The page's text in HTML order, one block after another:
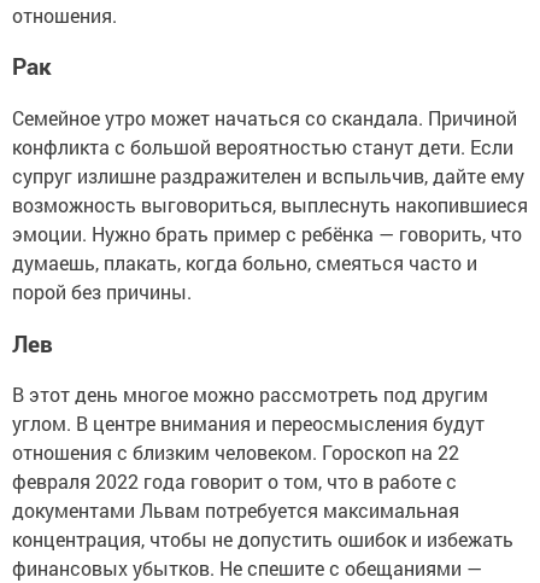
отношения.
Рак
Семейное утро может начаться со скандала. Причиной
конфликта с большой вероятностью станут дети. Если
супруг излишне раздражителен и вспыльчив, дайте ему
возможность выговориться, выплеснуть накопившиеся
эмоции. Нужно брать пример с ребёнка — говорить, что
думаешь, плакать, когда больно, смеяться часто и
порой без причины.
Лев
В этот день многое можно рассмотреть под другим
углом. В центре внимания и переосмысления будут
отношения с близким человеком. Гороскоп на 22
февраля 2022 года говорит о том, что в работе с
документами Львам потребуется максимальная
концентрация, чтобы не допустить ошибок и избежать
финансовых убытков. Не спешите с обещаниями —